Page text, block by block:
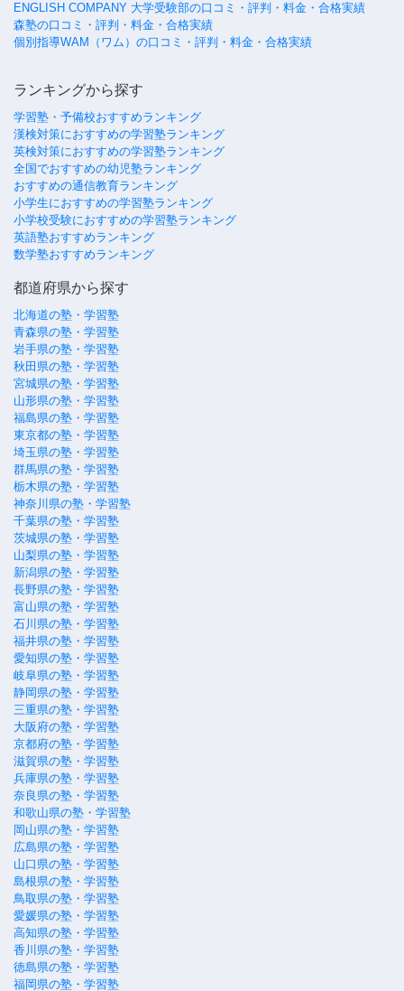
ENGLISH COMPANY 大学受験部の口コミ・評判・料金・合格実績
森塾の口コミ・評判・料金・合格実績
個別指導WAM（ワム）の口コミ・評判・料金・合格実績
ランキングから探す
学習塾・予備校おすすめランキング
漢検対策におすすめの学習塾ランキング
英検対策におすすめの学習塾ランキング
全国でおすすめの幼児塾ランキング
おすすめの通信教育ランキング
小学生におすすめの学習塾ランキング
小学校受験におすすめの学習塾ランキング
英語塾おすすめランキング
数学塾おすすめランキング
都道府県から探す
北海道の塾・学習塾
青森県の塾・学習塾
岩手県の塾・学習塾
秋田県の塾・学習塾
宮城県の塾・学習塾
山形県の塾・学習塾
福島県の塾・学習塾
東京都の塾・学習塾
埼玉県の塾・学習塾
群馬県の塾・学習塾
栃木県の塾・学習塾
神奈川県の塾・学習塾
千葉県の塾・学習塾
茨城県の塾・学習塾
山梨県の塾・学習塾
新潟県の塾・学習塾
長野県の塾・学習塾
富山県の塾・学習塾
石川県の塾・学習塾
福井県の塾・学習塾
愛知県の塾・学習塾
岐阜県の塾・学習塾
静岡県の塾・学習塾
三重県の塾・学習塾
大阪府の塾・学習塾
京都府の塾・学習塾
滋賀県の塾・学習塾
兵庫県の塾・学習塾
奈良県の塾・学習塾
和歌山県の塾・学習塾
岡山県の塾・学習塾
広島県の塾・学習塾
山口県の塾・学習塾
島根県の塾・学習塾
鳥取県の塾・学習塾
愛媛県の塾・学習塾
高知県の塾・学習塾
香川県の塾・学習塾
徳島県の塾・学習塾
福岡県の塾・学習塾